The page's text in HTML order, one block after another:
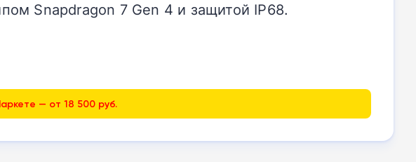
Snapdragon 7 Gen 4 и защитой IP68.
— от 18 500 руб.